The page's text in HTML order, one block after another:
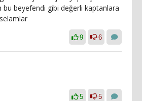
bu beyefendi gibi değerli kaptanlara
9 6
5 5